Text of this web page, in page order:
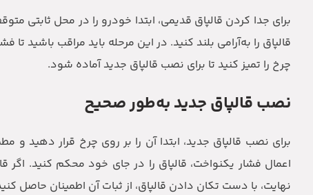
برای جدا کردن قالپاق قدیمی، ابتدا خودرو را در محل ثابتی
قالپاق را به‌آرامی بلند کنید. در این مرحله باید مراقب باشید
چرخ را تمیز کنید تا برای نصب قالپاق جدید آماده شود.
نصب قالپاق جدید به‌طور صحیح
برای نصب قالپاق جدید، ابتدا آن را بر روی چرخ قرار
اعمال فشار یکنواخت، قالپاق را در جای خود محکم کنید. اگر
نهایت، با دست تکان دادن قالپاق، از ثبات آن اطمینان حاصل